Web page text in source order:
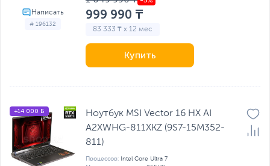
# 196132
999 990 ₸
83 333 ₸ x 12 мес
Купить
+14 000 Б
Ноутбук MSI Vector 16 HX AI
A2XWHG-811XKZ (9S7-15M352-
811)
Процессор: Intel Core Ultra 7